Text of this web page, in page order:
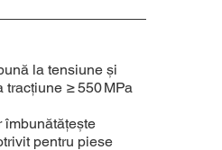
la tensiune și
≥ 550 MPa
îmbunătățește
pentru piese